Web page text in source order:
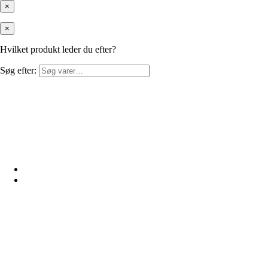
×
×
Hvilket produkt leder du efter?
Søg efter: